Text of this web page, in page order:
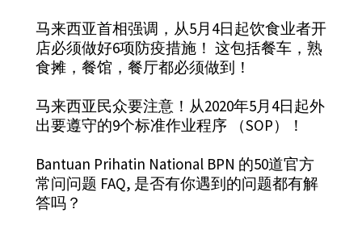
马来西亚首相强调，从5月4日起饮食业者开
店必须做好6项防疫措施！ 这包括餐车，熟
食摊，餐馆，餐厅都必须做到！
马来西亚民众要注意！从2020年5月4日起外
出要遵守的9个标准作业程序 （SOP）！
Bantuan Prihatin National BPN 的50道官方
常问问题 FAQ, 是否有你遇到的问题都有解
答吗？